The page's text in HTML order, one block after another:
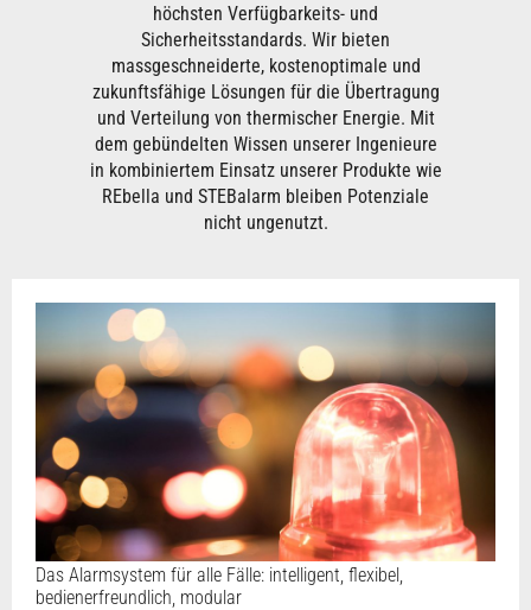
höchsten Verfügbarkeits- und
Sicherheitsstandards. Wir bieten
massgeschneiderte, kostenoptimale und
zukunftsfähige Lösungen für die Übertragung
und Verteilung von thermischer Energie. Mit
dem gebündelten Wissen unserer Ingenieure
in kombiniertem Einsatz unserer Produkte wie
REbella und STEBalarm bleiben Potenziale
nicht ungenutzt.
Das Alarmsystem für alle Fälle: intelligent, flexibel,
bedienerfreundlich, modular